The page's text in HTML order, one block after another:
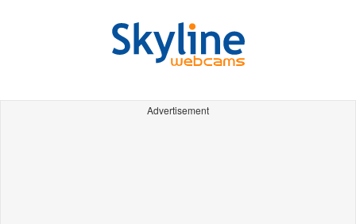
Advertisement